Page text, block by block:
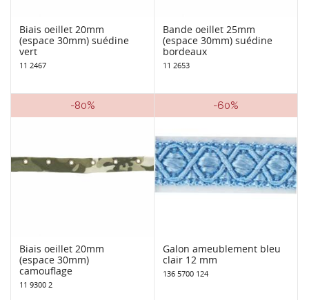
Biais oeillet 20mm
(espace 30mm) suédine
vert
11 2467
Bande oeillet 25mm
(espace 30mm) suédine
bordeaux
11 2653
-80%
Biais oeillet 20mm
(espace 30mm)
camouflage
11 9300 2
-60%
Galon ameublement bleu
clair 12 mm
136 5700 124